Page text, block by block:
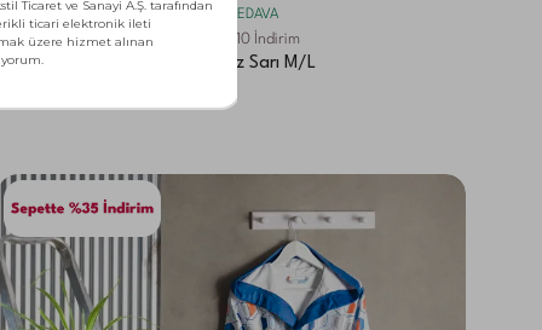
PEŞİN FİYATINA 3 TAKSİT - KARGO BEDAVA
Marka Gününe Özel Sepette Ek %10 İndirim
Taç Loria Baskılı Genç Bornoz Sarı M/L